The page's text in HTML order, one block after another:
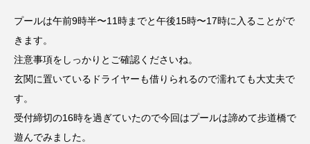
プールは午前9時半〜11時までと午後15時〜17時に入ることがで
きます。
注意事項をしっかりとご確認くださいね。
玄関に置いているドライヤーも借りられるので濡れても大丈夫で
す。
受付締切の16時を過ぎていたので今回はプールは諦めて歩道橋で
遊んでみました。